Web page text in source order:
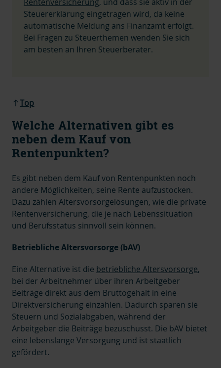
Steuererklärung eingetragen wird, da keine
automatische Meldung ans Finanzamt erfolgt.
Bei Fragen zu Steuerthemen wenden Sie sich
am besten an Ihren Steuerberater.
Top
Welche Alternativen gibt es
neben dem Kauf von
Rentenpunkten?
Es gibt neben dem Kauf von Rentenpunkten noch
andere Möglichkeiten, seine Rente aufzustocken.
Dazu zählen Altersvorsorgelösungen, wie die private
Rentenversicherung, die je nach Lebenssituation
und Berufsstatus sinnvoll sein können.
Betriebliche Altersvorsorge (bAV)
Eine Alternative ist die betriebliche Altersvorsorge,
bei der Arbeitnehmer über ihren Arbeitgeber
Beiträge direkt aus dem Bruttogehalt in eine
Direktversicherung einzahlen. Dadurch sparen sie
Steuern und Sozialabgaben, während der
Arbeitgeber die Beiträge bezuschusst. Die bAV bietet
eine lebenslange Versorgung und ist staatlich
gefördert.